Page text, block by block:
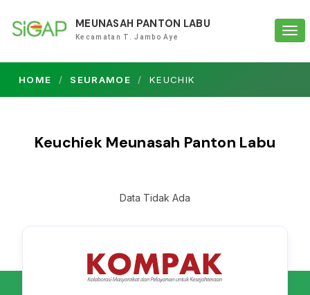
MEUNASAH PANTON LABU
Kecamatan T. Jambo Aye
HOME SEURAMOE KEUCHIK
Keuchiek Meunasah Panton Labu
Data Tidak Ada